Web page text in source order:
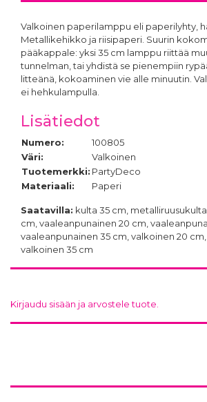
kulta 35 cm
2,95 €
Valkoinen paperilamppu eli paperilyhty,
Metallikehikko ja riisipaperi. Suurin
pääkappale: yksi 35 cm lamppu riittää
tunnelman, tai yhdistä se pienempiin
litteänä, kokoaminen vie alle minuutin.
ei hehkulampulla.
Lisätiedot
Numero:
100805
Väri:
Valkoinen
Tuotemerkki: PartyDeco
Materiaali:
Paperi
Saatavilla: kulta 35 cm,
cm, vaaleanpunainen 20 cm,
vaaleanpunainen 35 cm, valkoinen 20
valkoinen 35 cm
Kirjaudu sisään ja arvostele tuote.